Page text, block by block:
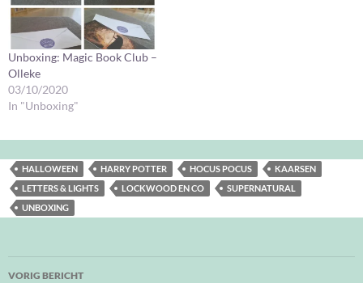
Unboxing: Magic Book Club –
Olleke
03/10/2020
In "Unboxing"
HALLOWEEN HARRY POTTER HOCUS POCUS
KAARSEN
LETTERS & LIGHTS
LOCKWOOD EN CO
SUPERNATURAL
UNBOXING
Bericht
VORIG BERICHT